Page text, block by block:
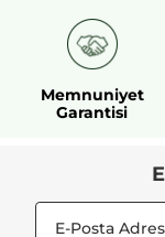
Memnuniyet
Garantisi